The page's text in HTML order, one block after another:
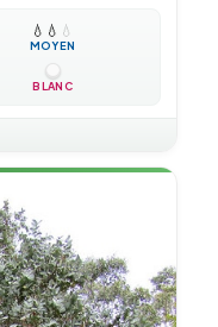
💧 💧 💧
MOYEN
BLANC